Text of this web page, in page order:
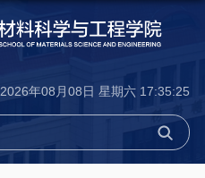
2026年08月08日 星期六 17:35:26